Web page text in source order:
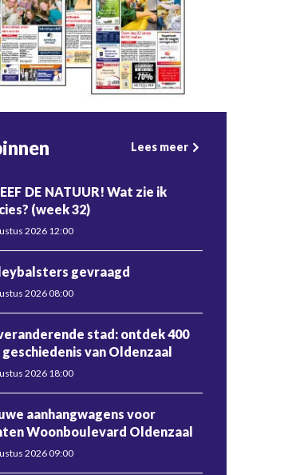
Lees meer
DE NATUUR! Wat zie ik
(week 32)
2026 12:00
gevraagd
2026 08:00
stad: ontdek 400
geschiedenis van Oldenzaal
2026 18:00
aanhangwagens voor
Woonboulevard Oldenzaal
2026 09:00